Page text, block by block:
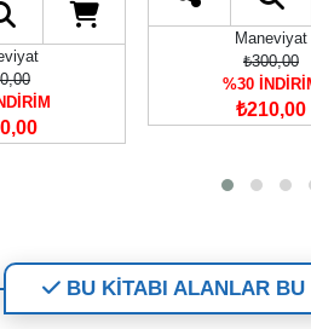
Maneviyat
₺300,00
%30
₺210,00
BU KİTABI ALANLAR BU